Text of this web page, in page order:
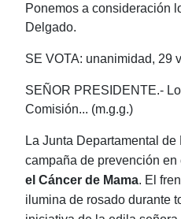
Ponemos a consideración
Delgado.
SE VOTA: unanimidad, 29
SEÑOR PRESIDENTE.-
Comisión... (m.g.g.)
La Junta Departamental
campaña de prevención en
el Cáncer de Mama. El
ilumina de rosado durante